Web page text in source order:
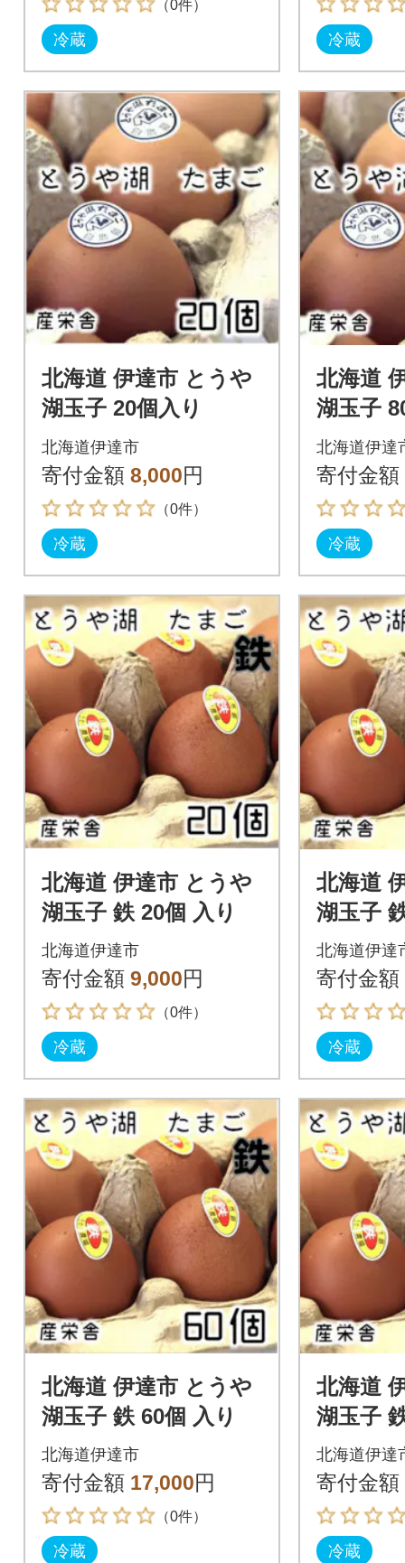
（0件）
冷蔵 冷蔵
北海道 伊達市 とうや
湖玉子 20個入り
北海道伊達市
寄付金額 8,000円
（0件）
冷蔵
北海道
湖玉子
北海道伊達
寄付金額
冷蔵
北海道 伊達市 とうや
湖玉子 鉄 20個 入り
北海道伊達市
寄付金額 9,000円
（0件）
冷蔵
北海道
湖玉子
北海道伊達
寄付金額
冷蔵
北海道 伊達市 とうや
湖玉子 鉄 60個 入り
北海道伊達市
寄付金額 17,000円
（0件）
冷蔵
北海道
湖玉子
北海道伊達
寄付金額
冷蔵